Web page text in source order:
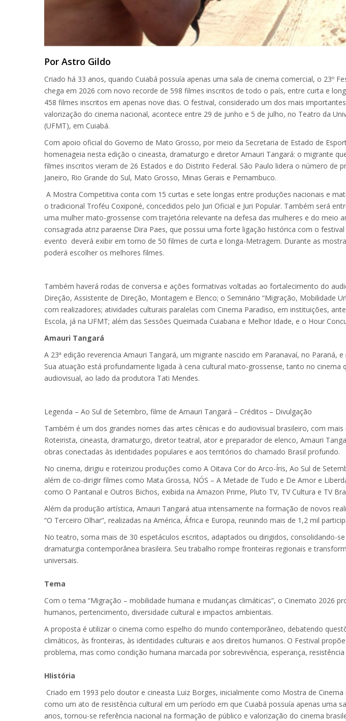
Por Astro Gildo
Criado há 33 anos, quando Cuiabá possuía apenas uma sala de cinema comercial, o 23º
chega em 2026 com novo recorde de 598 filmes inscritos de todo o país, entre curta e
458 filmes inscritos em apenas nove dias. O festival, considerado um dos mais
valorização do cinema nacional, acontece entre 29 de junho e 5 de julho, no Teatro da
(UFMT), em Cuiabá.
Com apoio oficial do Governo de Mato Grosso, por meio da Secretaria de Estado de
homenageia nesta edição o cineasta, dramaturgo e diretor Amauri Tangará: o migrante
filmes inscritos vieram de 26 Estados e do Distrito Federal. São Paulo lidera o número de
Janeiro, Rio Grande do Sul, Mato Grosso, Minas Gerais e Pernambuco.
A Mostra Competitiva conta com 15 curtas e sete longas entre produções nacionais e
o tradicional Troféu Coxiponé, concedidos pelo Juri Oficial e Juri Popular. Também será
uma mulher mato-grossense com trajetória relevante na defesa das mulheres e do meio
consagrada atriz paraense Dira Paes, que possui uma forte ligação histórica com o
evento deverá exibir em torno de 50 filmes de curta e longa-Metragem. Durante as
poderá escolher os melhores filmes.
Também haverá rodas de conversa e ações formativas voltadas ao fortalecimento do
Direção, Assistente de Direção, Montagem e Elenco; o Seminário “Migração, Mobilidade
com realizadores; atividades culturais paralelas com Cinema Paradiso, em instituições,
Escola, já na UFMT; além das Sessões Queimada Cuiabana e Melhor Idade, e o Hour
Amauri Tangará
A 23ª edição reverencia Amauri Tangará, um migrante nascido em Paranavaí, no Paraná,
Sua atuação está profundamente ligada à cena cultural mato-grossense, tanto no
audiovisual, ao lado da produtora Tati Mendes.
Legenda – Ao Sul de Setembro, filme de Amauri Tangará – Créditos – Divulgação
Também é um dos grandes nomes das artes cênicas e do audiovisual brasileiro, com
Roteirista, cineasta, dramaturgo, diretor teatral, ator e preparador de elenco, Amauri
obras conectadas às identidades populares e aos territórios do chamado Brasil profundo.
No cinema, dirigiu e roteirizou produções como A Oitava Cor do Arco-Íris, Ao Sul de
além de co-dirigir filmes como Mata Grossa, NÓS – A Metade de Tudo e De Amor e
como O Pantanal e Outros Bichos, exibida na Amazon Prime, Pluto TV, TV Cultura e TV
Além da produção artística, Amauri Tangará atua intensamente na formação de novos
“O Terceiro Olhar”, realizadas na América, África e Europa, reunindo mais de 1,2 mil
No teatro, soma mais de 30 espetáculos escritos, adaptados ou dirigidos, consolidando-
dramaturgia contemporânea brasileira. Seu trabalho rompe fronteiras regionais e
universais.
Tema
Com o tema “Migração – mobilidade humana e mudanças climáticas”, o Cinemato 2026
humanos, pertencimento, diversidade cultural e impactos ambientais.
A proposta é utilizar o cinema como espelho do mundo contemporâneo, debatendo
climáticos, às fronteiras, às identidades culturais e aos direitos humanos. O Festival
problema, mas como condição humana marcada por sobrevivência, esperança, resistência
HIistória
Criado em 1993 pelo doutor e cineasta Luiz Borges, inicialmente como Mostra de Cinema
como um ato de resistência cultural em um período em que Cuiabá possuía apenas uma
anos, tornou-se referência nacional na formação de público e valorização do cinema